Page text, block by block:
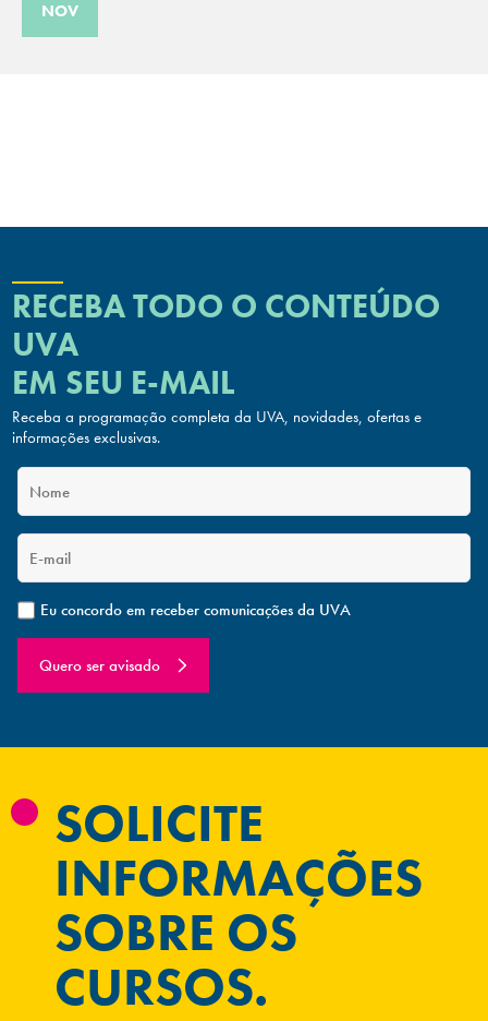
NOV
RECEBA TODO O CONTEÚDO
UVA
EM SEU E-MAIL
Receba a programação completa da UVA, novidades, ofertas e
informações exclusivas.
Eu concordo em receber comunicações da UVA
Quero ser avisado
SOLICITE
INFORMAÇÕES
SOBRE OS
CURSOS.